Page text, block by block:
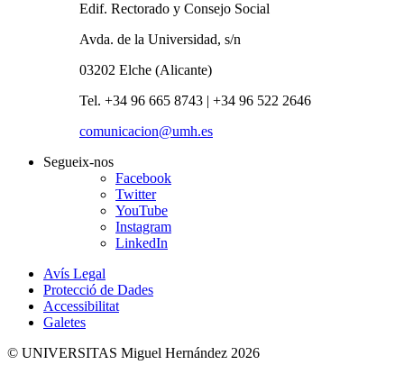
Edif. Rectorado y Consejo Social
Avda. de la Universidad, s/n
03202 Elche (Alicante)
Tel. +34 96 665 8743 | +34 96 522 2646
comunicacion@umh.es
Segueix-nos
Facebook
Twitter
YouTube
Instagram
LinkedIn
Avís Legal
Protecció de Dades
Accessibilitat
Galetes
© UNIVERSITAS Miguel Hernández 2026